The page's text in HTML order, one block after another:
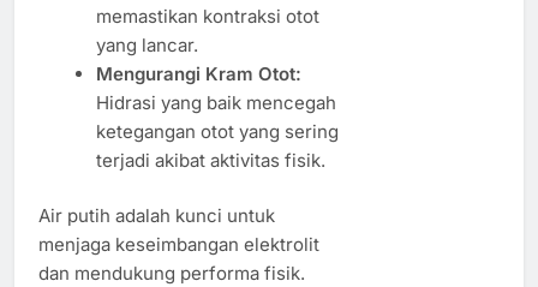
memastikan kontraksi otot
yang lancar.
Mengurangi Kram Otot:
Hidrasi yang baik mencegah
ketegangan otot yang sering
terjadi akibat aktivitas fisik.
Air putih adalah kunci untuk
menjaga keseimbangan elektrolit
dan mendukung performa fisik.